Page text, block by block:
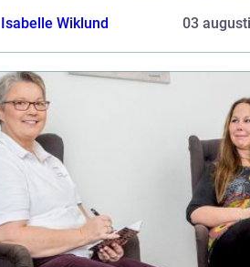
Isabelle Wiklund 03